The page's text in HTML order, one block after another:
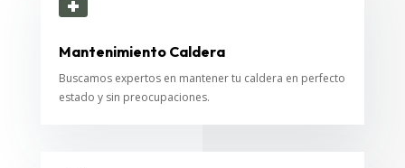
Mantenimiento Caldera
Buscamos expertos en mantener tu caldera en perfecto
estado y sin preocupaciones.